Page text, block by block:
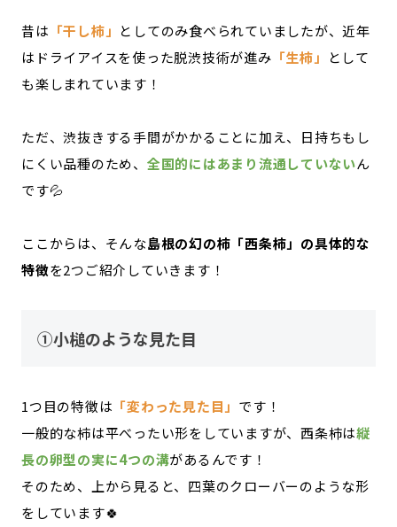
昔は 「干し柿」 としてのみ食べられていましたが、近年
はドライアイスを使った脱渋技術が進み 「生柿」
として
も楽しまれています！
ただ、渋抜きする手間がかかることに加え、日持ちもし
にくい品種のため、 全国的にはあまり流通していないん
です💦
ここからは、そんな島根の幻の柿「西条柿」の具体的な
特徴を2つご紹介していきます！
①小槌のような見た目
1つ目の特徴は 「変わった見た目」 です！
一般的な柿は平べったい形をしていますが、西条柿は縦
長の卵型の実に4つの溝があるんです！
そのため、上から見ると、四葉のクローバーのような形
をしています🍀